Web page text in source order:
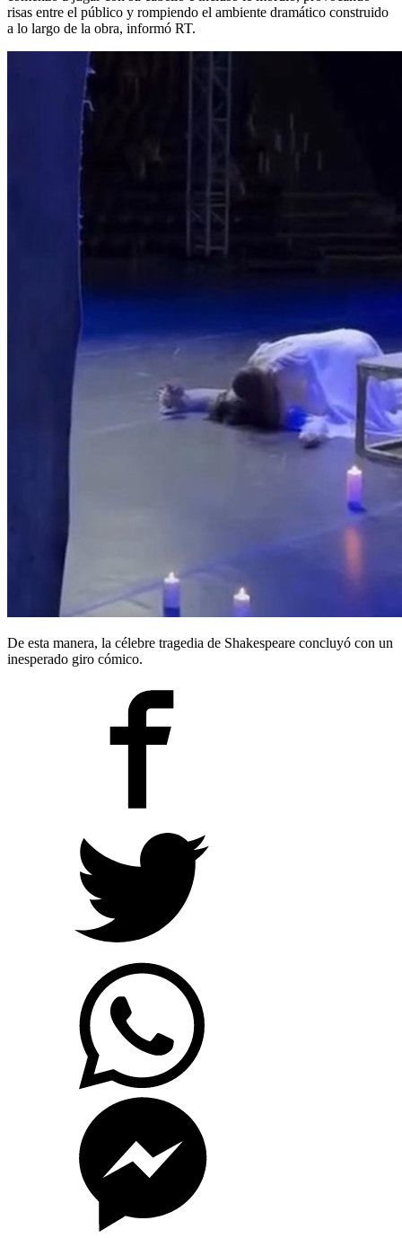
risas entre el público y rompiendo el ambiente dramático construido
a lo largo de la obra, informó RT.
De esta manera, la célebre tragedia de Shakespeare concluyó con un
inesperado giro cómico.